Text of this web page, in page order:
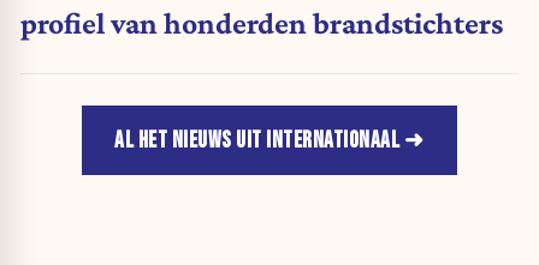
profiel van honderden brandstichters
AL HET NIEUWS UIT INTERNATIONAAL